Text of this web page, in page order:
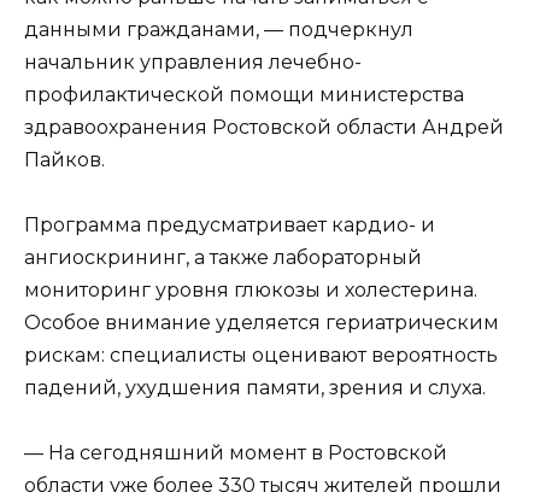
данными гражданами, — подчеркнул
начальник управления лечебно-
профилактической помощи министерства
здравоохранения Ростовской области Андрей
Пайков.
Программа предусматривает кардио- и
ангиоскрининг, а также лабораторный
мониторинг уровня глюкозы и холестерина.
Особое внимание уделяется гериатрическим
рискам: специалисты оценивают вероятность
падений, ухудшения памяти, зрения и слуха.
— На сегодняшний момент в Ростовской
области уже более 330 тысяч жителей прошли